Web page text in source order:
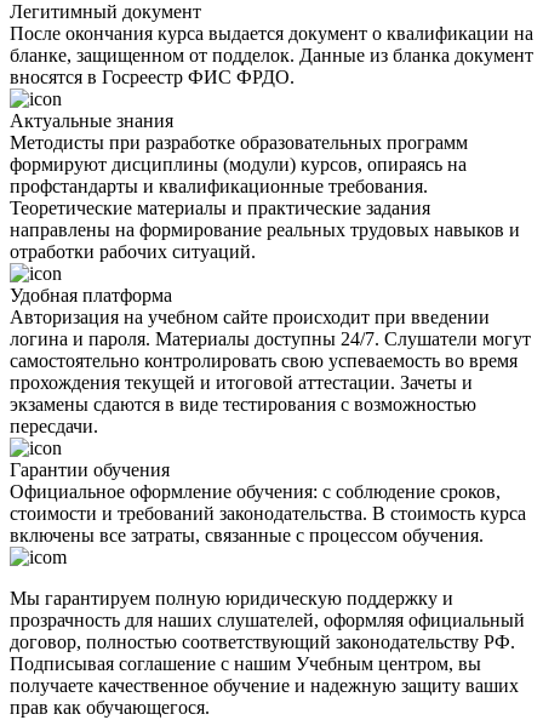
Легитимный документ
После окончания курса выдается документ о квалификации на
бланке, защищенном от подделок. Данные из бланка документ
вносятся в Госреестр ФИС ФРДО.
Актуальные знания
Методисты при разработке образовательных программ
формируют дисциплины (модули) курсов, опираясь на
профстандарты и квалификационные требования.
Теоретические материалы и практические задания
направлены на формирование реальных трудовых навыков и
отработки рабочих ситуаций.
Удобная платформа
Авторизация на учебном сайте происходит при введении
логина и пароля. Материалы доступны 24/7. Слушатели могут
самостоятельно контролировать свою успеваемость во время
прохождения текущей и итоговой аттестации. Зачеты и
экзамены сдаются в виде тестирования с возможностью
пересдачи.
Гарантии обучения
Официальное оформление обучения: с соблюдение сроков,
стоимости и требований законодательства. В стоимость курса
включены все затраты, связанные с процессом обучения.
Мы гарантируем полную юридическую поддержку и
прозрачность для наших слушателей, оформляя официальный
договор, полностью соответствующий законодательству РФ.
Подписывая соглашение с нашим Учебным центром, вы
получаете качественное обучение и надежную защиту ваших
прав как обучающегося.